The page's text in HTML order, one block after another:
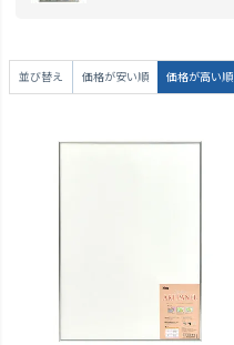
並び替え 価格が安い順 価格が高い順